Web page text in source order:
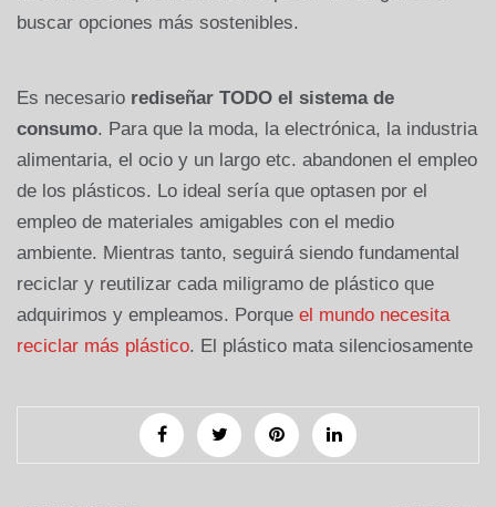
buscar opciones más sostenibles.
Es necesario rediseñar TODO el sistema de
consumo. Para que la moda, la electrónica, la industria
alimentaria, el ocio y un largo etc. abandonen el empleo
de los plásticos. Lo ideal sería que optasen por el
empleo de materiales amigables con el medio
ambiente. Mientras tanto, seguirá siendo fundamental
reciclar y reutilizar cada miligramo de plástico que
adquirimos y empleamos. Porque el mundo necesita
reciclar más plástico. El plástico mata silenciosamente